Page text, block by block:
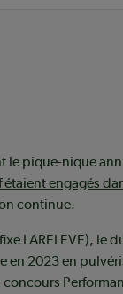
le pique-nique
engagés
continue.
LARELEVE), le
en 2023 en